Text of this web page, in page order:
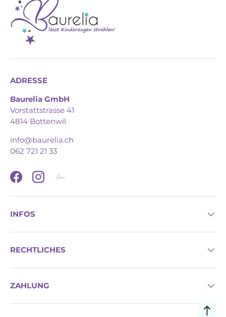
ADRESSE
Baurelia GmbH
Vorstattstrasse 41
4814 Bottenwil
info@baurelia.ch
062 721 21 33
FacebookInstagram
INFOS
RECHTLICHES
ZAHLUNG